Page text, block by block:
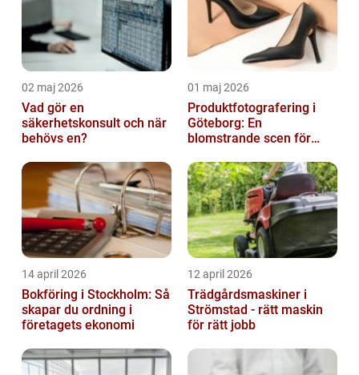
02 maj 2026
Vad gör en
säkerhetskonsult och när
behövs en?
01 maj 2026
Produktfotografering i
Göteborg: En
blomstrande scen för
14 april 2026
Bokföring i Stockholm: Så
skapar du ordning i
företagets ekonomi
12 april 2026
Trädgårdsmaskiner i
Strömstad - rätt maskin
för rätt jobb